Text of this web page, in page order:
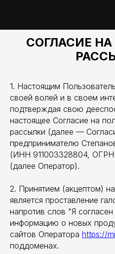
СОГЛАСИЕ
1. Настоящим
своей волей и в своем
подтверждая свою
настоящее Согласие на
рассылки (далее —
предпринимателю
(ИНН 911003328804,
(далее Оператор).
2. Принятием (акцептом)
является проставление
напротив слов "Я
информацию о новых
сайтов Оператора https://
поддоменах.